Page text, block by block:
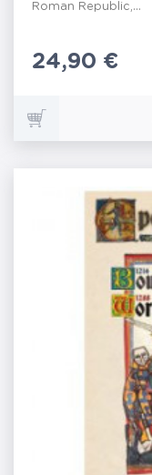
Roman Republic,...
Prix
24,90 €